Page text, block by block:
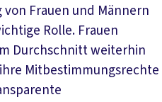
Frauen und Männern
Rolle. Frauen
Durchschnitt weiterhin
Mitbestimmungsrechte